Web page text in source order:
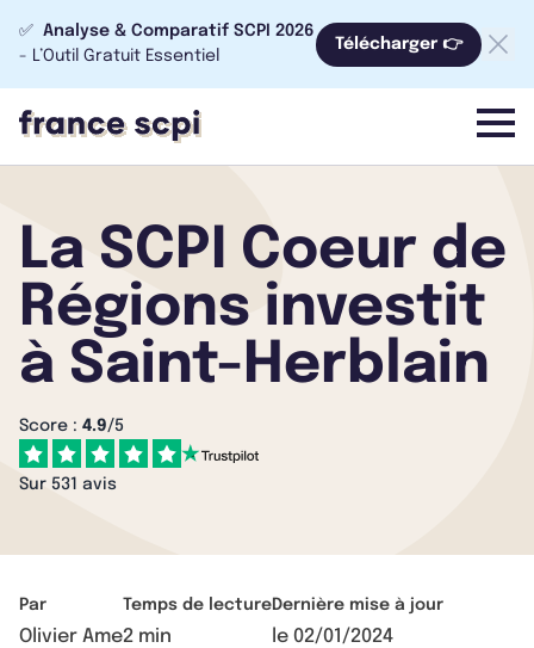
✅ Analyse & Comparatif SCPI 2026
- L’Outil Gratuit Essentiel
Télécharger 👉
menu
La SCPI Coeur de
Régions investit
à Saint-Herblain
Score : 4.9/5
Sur 531 avis
Par
Olivier Ame
Temps de lecture
2 min
Dernière mise à jour
le 02/01/2024